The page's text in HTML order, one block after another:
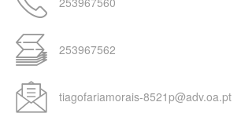
253967562
tiagofariamorais-8521p@adv.oa.pt